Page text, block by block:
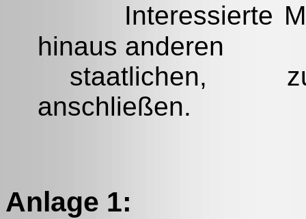
Interessierte
hinaus anderen
staatlichen,
anschließen.
Anlage 1: